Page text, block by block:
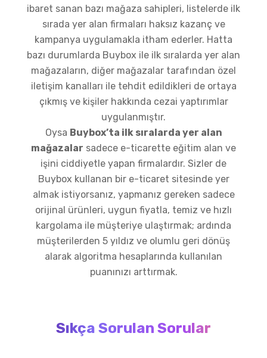
ibaret sanan bazı mağaza sahipleri, listelerde ilk
sırada yer alan firmaları haksız kazanç ve
kampanya uygulamakla itham ederler. Hatta
bazı durumlarda Buybox ile ilk sıralarda yer alan
mağazaların, diğer mağazalar tarafından özel
iletişim kanalları ile tehdit edildikleri de ortaya
çıkmış ve kişiler hakkında cezai yaptırımlar
uygulanmıştır.
Oysa Buybox’ta ilk sıralarda yer alan
mağazalar sadece e-ticarette eğitim alan ve
işini ciddiyetle yapan firmalardır. Sizler de
Buybox kullanan bir e-ticaret sitesinde yer
almak istiyorsanız, yapmanız gereken sadece
orijinal ürünleri, uygun fiyatla, temiz ve hızlı
kargolama ile müşteriye ulaştırmak; ardında
müşterilerden 5 yıldız ve olumlu geri dönüş
alarak algoritma hesaplarında kullanılan
puanınızı arttırmak.
Sıkça Sorulan Sorular